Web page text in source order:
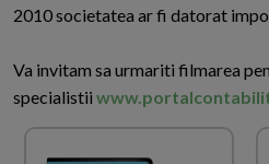
2010 societatea ar fi datorat
Va invitam sa urmariti filmarea
specialistii